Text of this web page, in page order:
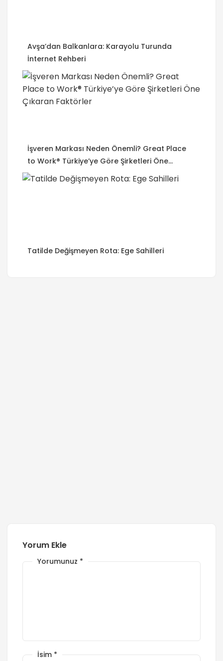
Avşa’dan Balkanlara: Karayolu Turunda
İnternet Rehberi
İşveren Markası Neden Önemli? Great Place
to Work® Türkiye’ye Göre Şirketleri Öne
Çıkaran Faktörler
Tatilde Değişmeyen Rota: Ege Sahilleri
Yorum Ekle
Yorumunuz *
İsim *